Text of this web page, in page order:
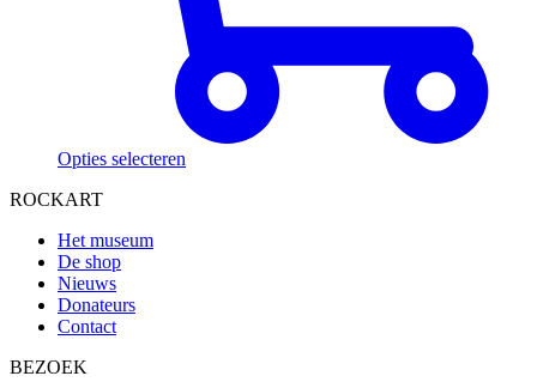
Opties selecteren
ROCKART
Het museum
De shop
Nieuws
Donateurs
Contact
BEZOEK